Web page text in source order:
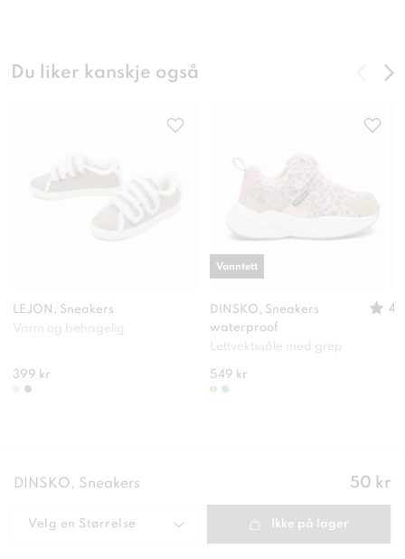
Du liker kanskje også
LEJON, Sneakers
Varm og behagelig
399 kr
DINSKO, Sneakers
waterproof
4
Lettvektssåle med grep
549 kr
Vanntett
DINSKO, Sneakers Pris:
50 kr
Velg en Størrelse Ikke på lager